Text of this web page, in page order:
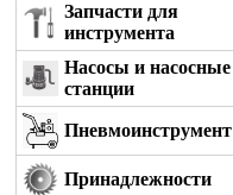
Запчасти для
инструмента
Насосы и насосные
станции
Пневмоинструмент
Принадлежности